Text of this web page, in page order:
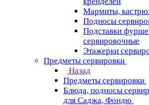
Мармиты,
Подносы
Подставки
сервировочные
Этажерки
Предметы сервировки
Назад
Предметы сервировки
Блюда, подносы
для Саджа, Фондю